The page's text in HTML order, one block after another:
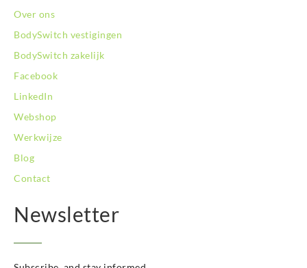
Over ons
BodySwitch vestigingen
BodySwitch zakelijk
Facebook
LinkedIn
Webshop
Werkwijze
Blog
Contact
Newsletter